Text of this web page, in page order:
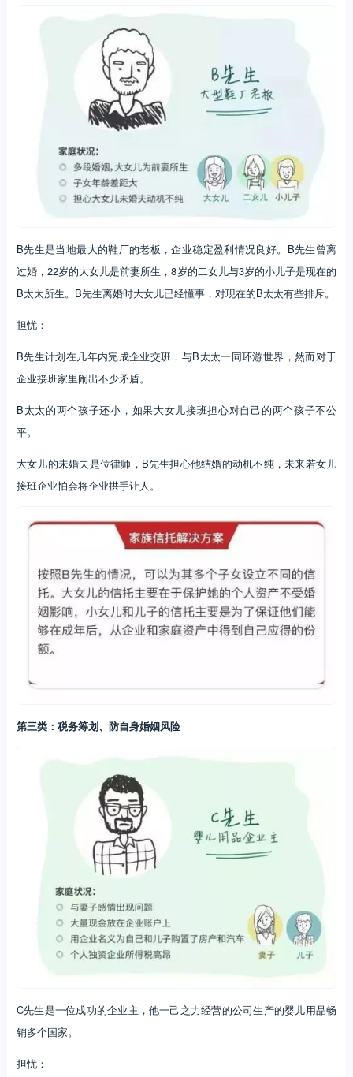
B先生是当地最大的鞋厂的老板，企业稳定盈利情况良好。B先生曾离
过婚，22岁的大女儿是前妻所生，8岁的二女儿与3岁的小儿子是现在的
B太太所生。B先生离婚时大女儿已经懂事，对现在的B太太有些排斥。
担忧：
B先生计划在几年内完成企业交班，与B太太一同环游世界，然而对于
企业接班家里闹出不少矛盾。
B太太的两个孩子还小，如果大女儿接班担心对自己的两个孩子不公
平。
大女儿的未婚夫是位律师，B先生担心他结婚的动机不纯，未来若女儿
接班企业怕会将企业拱手让人。
第三类：税务筹划、防自身婚姻风险
C先生是一位成功的企业主，他一己之力经营的公司生产的婴儿用品畅
销多个国家。
担忧：